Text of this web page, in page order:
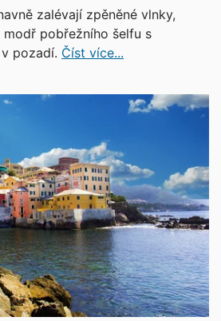
zalévají zpěněné vlnky,
pobřežního šelfu s
pozadí. Číst více...